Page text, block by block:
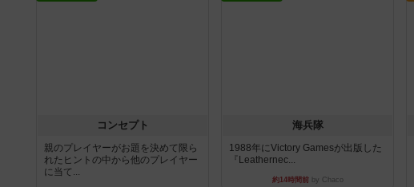
コンセプト
親のプレイヤーがお題を決めて限ら
れたヒントの中から他のプレイヤー
に当て...
海兵隊
1988年にVictory Gamesが出版した
『Leathernec...
約14時間前by Chaco